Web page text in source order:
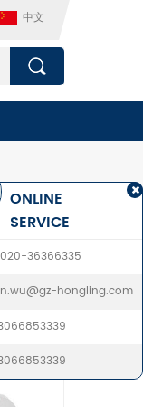
中文
ONLINE
SERVICE
36366335
hongling.com